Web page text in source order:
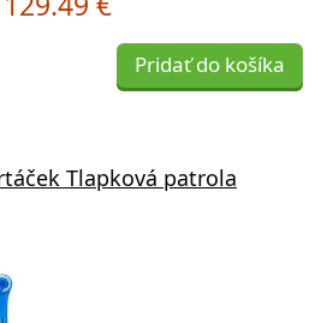
Pridať do košíka
Tlapková patrola